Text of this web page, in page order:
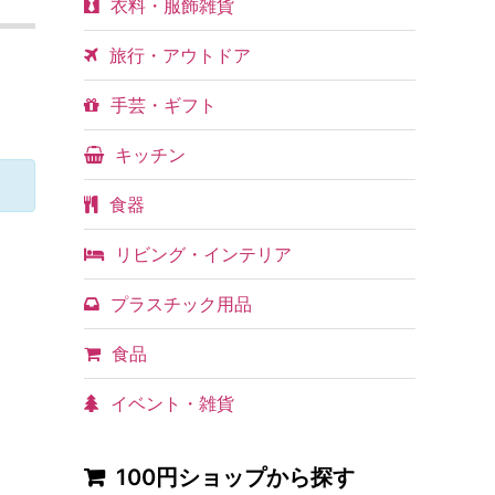
衣料・服飾雑貨
旅行・アウトドア
手芸・ギフト
キッチン
食器
リビング・インテリア
プラスチック用品
食品
イベント・雑貨
100円ショップから探す